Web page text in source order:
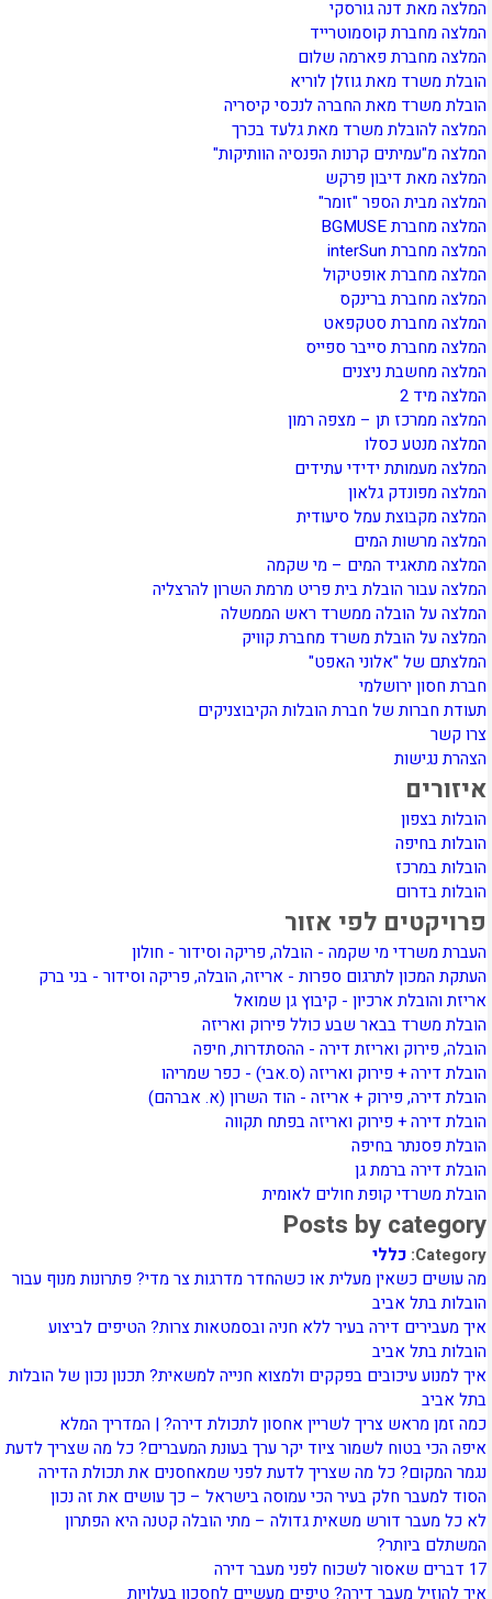
המלצה מאת דנה גורסקי
המלצה מחברת קוסמוטרייד
המלצה מחברת פארמה שלום
הובלת משרד מאת גוזלן לוריא
הובלת משרד מאת החברה לנכסי קיסריה
המלצה להובלת משרד מאת גלעד בכרך
המלצה מ"עמיתים קרנות הפנסיה הוותיקות"
המלצה מאת דיבון פרקש
המלצה מבית הספר "זומר"
המלצה מחברת BGMUSE
המלצה מחברת interSun
המלצה מחברת אופטיקול
המלצה מחברת ברינקס
המלצה מחברת סטקפאט
המלצה מחברת סייבר ספייס
המלצה מחשבת ניצנים
המלצה מיד 2
המלצה ממרכז תן – מצפה רמון
המלצה מנטע כסלו
המלצה מעמותת ידידי עתידים
המלצה מפונדק גלאון
המלצה מקבוצת עמל סיעודית
המלצה מרשות המים
המלצה מתאגיד המים – מי שקמה
המלצה עבור הובלת בית פריט מרמת השרון להרצליה
המלצה על הובלה ממשרד ראש הממשלה
המלצה על הובלת משרד מחברת קוויק
המלצתם של "אלוני האפט"
חברת חסון ירושלמי
תעודת חברות של חברת הובלות הקיבוצניקים
צרו קשר
הצהרת נגישות
איזורים
הובלות בצפון
הובלות בחיפה
הובלות במרכז
הובלות בדרום
פרויקטים לפי אזור
העברת משרדי מי שקמה - הובלה, פריקה וסידור - חולון
העתקת המכון לתרגום ספרות - אריזה, הובלה, פריקה וסידור - בני ברק
אריזת והובלת ארכיון - קיבוץ גן שמואל
הובלת משרד בבאר שבע כולל פירוק ואריזה
הובלה, פירוק ואריזת דירה - ההסתדרות, חיפה
הובלת דירה + פירוק ואריזה (ס.אבי) - כפר שמריהו
הובלת דירה, פירוק + אריזה - הוד השרון (א. אברהם)
הובלת דירה + פירוק ואריזה בפתח תקווה
הובלת פסנתר בחיפה
הובלת דירה ברמת גן
הובלת משרדי קופת חולים לאומית
Posts by category
Category: כללי
מה עושים כשאין מעלית או כשהחדר מדרגות צר מדי? פתרונות מנוף עבור
הובלות בתל אביב
איך מעבירים דירה בעיר ללא חניה ובסמטאות צרות? הטיפים לביצוע
הובלות בתל אביב
איך למנוע עיכובים בפקקים ולמצוא חנייה למשאית? תכנון נכון של הובלות
בתל אביב
כמה זמן מראש צריך לשריין אחסון לתכולת דירה? | המדריך המלא
איפה הכי בטוח לשמור ציוד יקר ערך בעונת המעברים? כל מה שצריך לדעת
נגמר המקום? כל מה שצריך לדעת לפני שמאחסנים את תכולת הדירה
הסוד למעבר חלק בעיר הכי עמוסה בישראל – כך עושים את זה נכון
לא כל מעבר דורש משאית גדולה – מתי הובלה קטנה היא הפתרון
המשתלם ביותר?
17 דברים שאסור לשכוח לפני מעבר דירה
איך להוזיל מעבר דירה? טיפים מעשיים לחסכון בעלויות